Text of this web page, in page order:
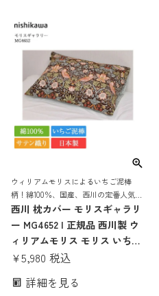
ウィリアムモリスによるいちご泥棒
柄！綿100％、国産、西川の定番人気枕
カバー
西川 枕カバー モリスギャラリ
ー MG4652 | 正規品 西川製 ウ
ィリアムモリス モリス いちご
泥棒 ピローケース ピロケース
nishikawa ネイビー ブラウン
¥5,980 税込
詳細を見る